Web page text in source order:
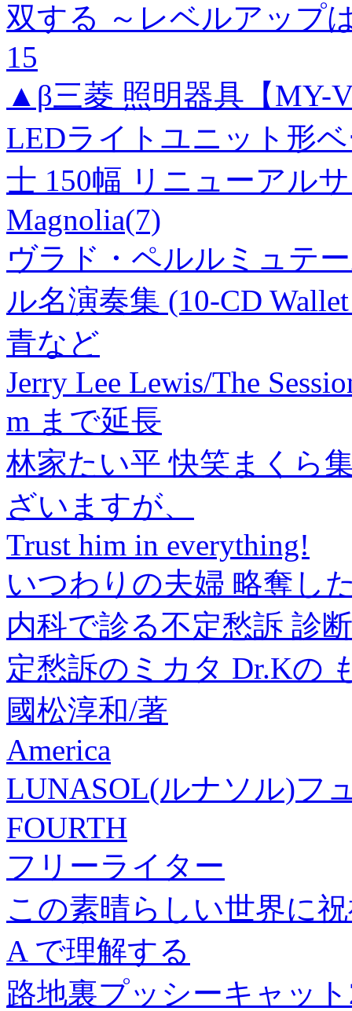
双する ～レベルアップ
15
▲β三菱 照明器具【MY-
LEDライトユニット形
士 150幅 リニューアル
Magnolia(7)
ヴラド・ペルルミュテ
ル名演奏集 (10-CD
青など
Jerry Lee Lewis/The
m まで延長
林家たい平 快笑まくら
ざいますが、
Trust him in everything!
いつわりの夫婦 略奪し
内科で診る不定愁訴 診
定愁訴のミカタ Dr.Kの
國松淳和/著
America
LUNASOL(ルナソル)フ
FOURTH
フリーライター
この素晴らしい世界に
A で理解する
路地裏プッシーキャッ